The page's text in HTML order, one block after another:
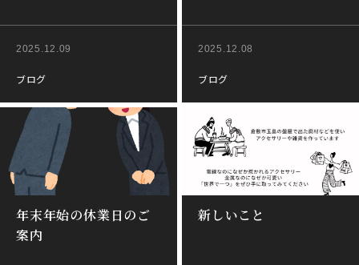
2025.12.09
ブログ
2025.12.08
ブログ
年末年始の休業日のご
案内
新しいこと